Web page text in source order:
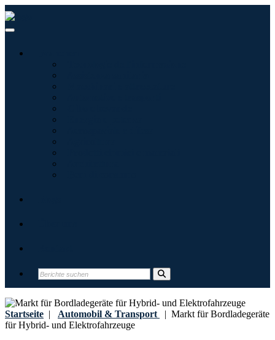
Startseite | Automobil & Transport | Markt für Bordladegeräte
für Hybrid- und Elektrofahrzeuge